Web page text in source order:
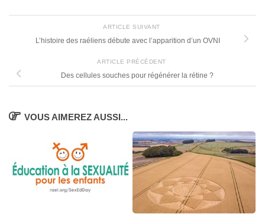
ARTICLE SUIVANT
L’histoire des raéliens débute avec l’apparition d’un OVNI
ARTICLE PRÉCÉDENT
Des cellules souches pour régénérer la rétine ?
VOUS AIMEREZ AUSSI...